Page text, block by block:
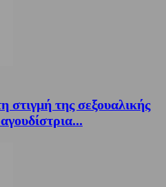
στιγμή της σεξουαλικής